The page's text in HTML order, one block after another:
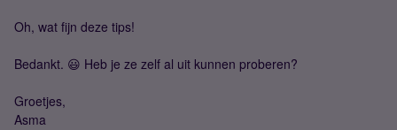
Oh, wat fijn deze tips!
Bedankt. 😃 Heb je ze zelf al uit kunnen proberen?
Groetjes,
Asma